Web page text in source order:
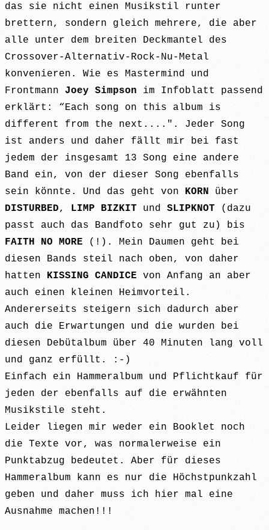
das sie nicht einen Musikstil runter
brettern, sondern gleich mehrere, die aber
alle unter dem breiten Deckmantel des
Crossover-Alternativ-Rock-Nu-Metal
konvenieren. Wie es Mastermind und
Frontmann Joey Simpson im Infoblatt passend
erklärt: “Each song on this album is
different from the next....". Jeder Song
ist anders und daher fällt mir bei fast
jedem der insgesamt 13 Song eine andere
Band ein, von der dieser Song ebenfalls
sein könnte. Und das geht von KORN über
DISTURBED, LIMP BIZKIT und SLIPKNOT (dazu
passt auch das Bandfoto sehr gut zu) bis
FAITH NO MORE (!). Mein Daumen geht bei
diesen Bands steil nach oben, von daher
hatten KISSING CANDICE von Anfang an aber
auch einen kleinen Heimvorteil.
Andererseits steigern sich dadurch aber
auch die Erwartungen und die wurden bei
diesen Debütalbum über 40 Minuten lang voll
und ganz erfüllt. :-)
Einfach ein Hammeralbum und Pflichtkauf für
jeden der ebenfalls auf die erwähnten
Musikstile steht.
Leider liegen mir weder ein Booklet noch
die Texte vor, was normalerweise ein
Punktabzug bedeutet. Aber für dieses
Hammeralbum kann es nur die Höchstpunkzahl
geben und daher muss ich hier mal eine
Ausnahme machen!!!